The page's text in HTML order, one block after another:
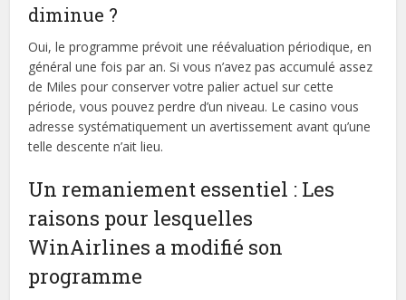
diminue ?
Oui, le programme prévoit une réévaluation périodique, en
général une fois par an. Si vous n’avez pas accumulé assez
de Miles pour conserver votre palier actuel sur cette
période, vous pouvez perdre d’un niveau. Le casino vous
adresse systématiquement un avertissement avant qu’une
telle descente n’ait lieu.
Un remaniement essentiel : Les
raisons pour lesquelles
WinAirlines a modifié son
programme